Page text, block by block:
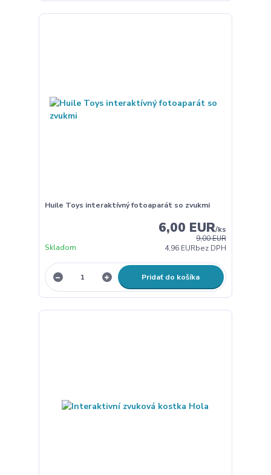
Huile Toys interaktívný fotoaparát so zvukmi
9,00 EUR
6,00 EUR/ks
4,96 EURbez DPH
Skladom
Pridať do košíka